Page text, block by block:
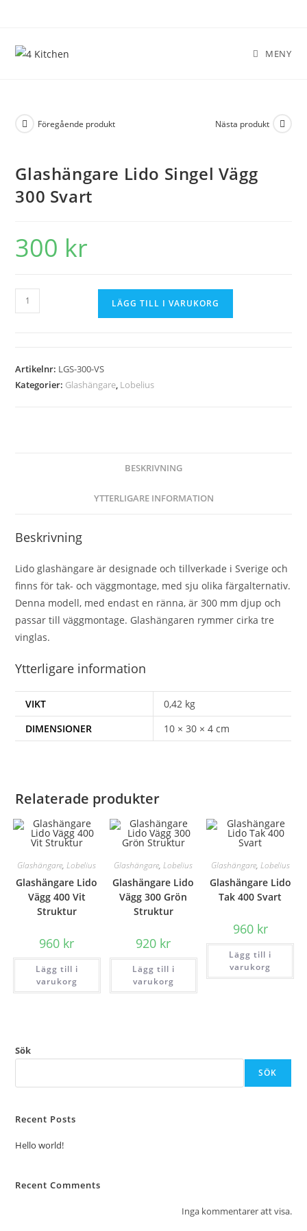
MENY
Föregående produkt Nästa produkt
Glashängare Lido Singel Vägg
300 Svart
300 kr
LÄGG TILL I VARUKORG
Artikelnr: LGS-300-VS
Kategorier: Glashängare, Lobelius
BESKRIVNING
YTTERLIGARE INFORMATION
Beskrivning
Lido glashängare är designade och tillverkade i Sverige och
finns för tak- och väggmontage, med sju olika färgalternativ.
Denna modell, med endast en ränna, är 300 mm djup och
passar till väggmontage. Glashängaren rymmer cirka tre
vinglas.
Ytterligare information
VIKT
0,42 kg
DIMENSIONER
10 × 30 × 4 cm
Relaterade produkter
Glashängare,Lobelius
Glashängare Lido
Vägg 400 Vit
Struktur
960 kr
Lägg till i
varukorg
Glashängare,Lobelius
Glashängare Lido
Vägg 300 Grön
Struktur
920 kr
Lägg till i
varukorg
Glashängare, Lobelius
Glashängare Lido
Tak 400 Svart
960 kr
Lägg till i
varukorg
Sök
SÖK
Recent Posts
Hello world!
Recent Comments
Inga kommentarer att visa.